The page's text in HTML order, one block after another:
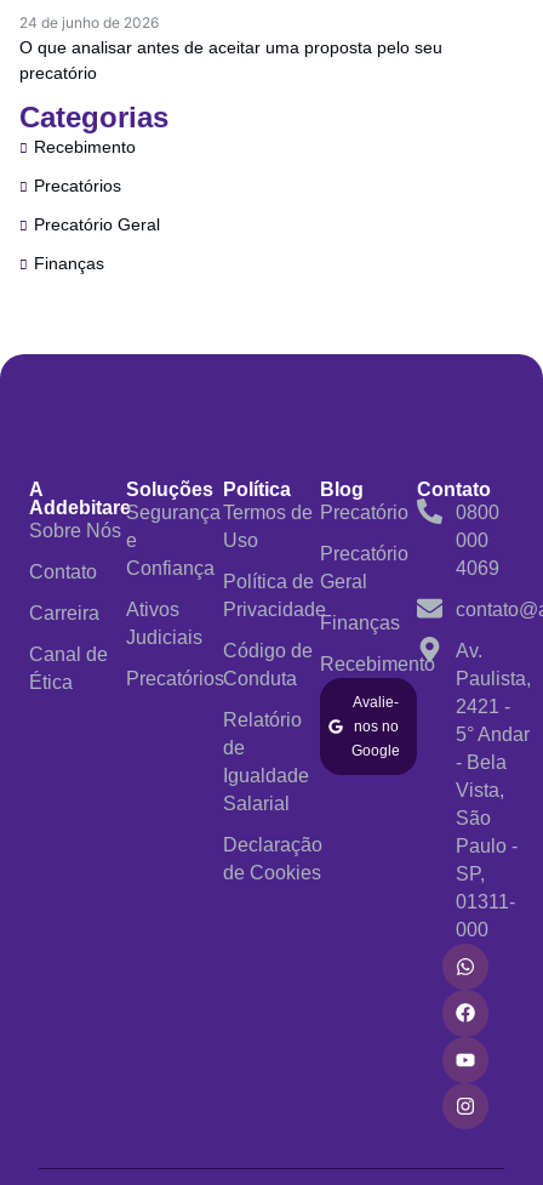
24 de junho de 2026
O que analisar antes de aceitar uma proposta pelo seu
precatório
Categorias
Recebimento
Precatórios
Precatório Geral
Finanças
A
Addebitare
Sobre Nós
Contato
Carreira
Canal de
Ética
Soluções
Segurança
e
Confiança
Ativos
Judiciais
Precatórios
Política
Termos de
Uso
Política de
Privacidade
Código de
Conduta
Relatório
de
Igualdade
Salarial
Declaração
de Cookies
Blog
Precatório
Precatório
Geral
Finanças
Recebimento
Avalie-
nos no
Google
Contato
0800
000
4069
Av.
Paulista,
2421 -
5° Andar
- Bela
Vista,
São
Paulo -
SP,
01311-
000